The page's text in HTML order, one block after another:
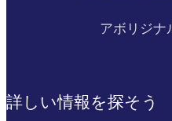
アボリジナ
詳しい情報を探そう